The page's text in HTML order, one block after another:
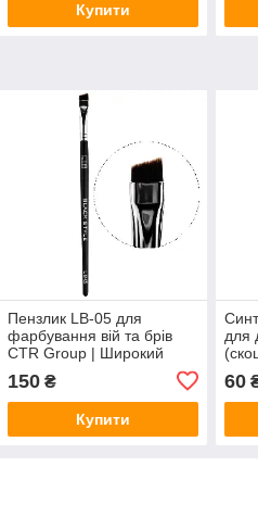
Купити
Пензлик LB-05 для
фарбування вій та брів
CTR Group | Широкий
150₴
Купити
для
60